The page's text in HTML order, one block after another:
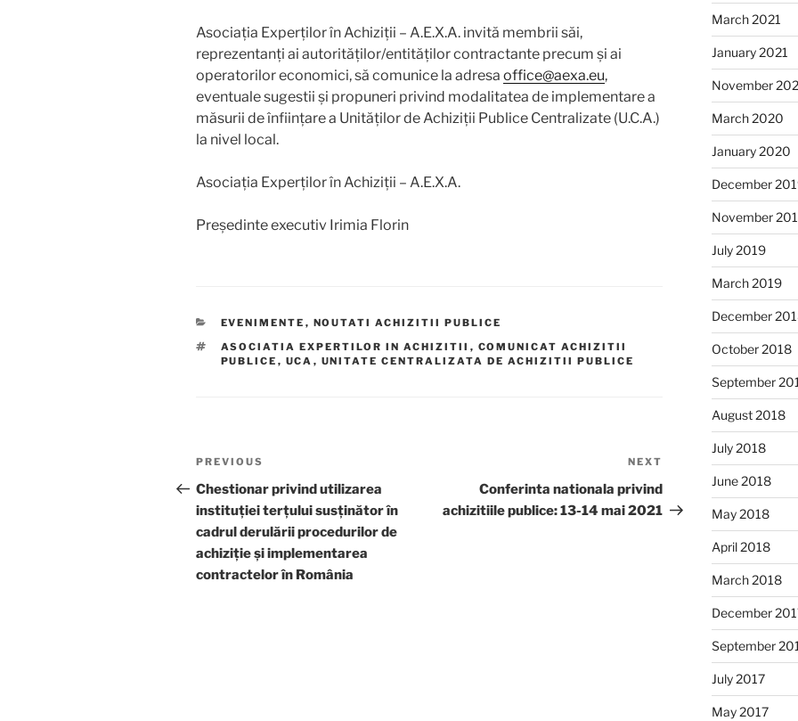
Asociația Experților în Achiziții – A.E.X.A. invită membrii săi,
reprezentanți ai autorităților/entităților contractante precum și ai
operatorilor economici, să comunice la adresa office@aexa.eu,
eventuale sugestii și propuneri privind modalitatea de implementare a
măsurii de înființare a Unităților de Achiziții Publice Centralizate (U.C.A.)
la nivel local.
Asociația Experților în Achiziții – A.E.X.A.
Președinte executiv Irimia Florin
CATEGORIES
EVENIMENTE , NOUTATI ACHIZITII PUBLICE
TAGS
ASOCIATIA EXPERTILOR IN ACHIZITII , COMUNICAT ACHIZITII
PUBLICE , UCA , UNITATE CENTRALIZATA DE ACHIZITII PUBLICE
Post
navigation
Previous
Post
PREVIOUS
Chestionar privind utilizarea
instituției terțului susținător în
cadrul derulării procedurilor de
achiziție și implementarea
contractelor în România
Post
NEXT
Conferinta nationala privind
achizitiile publice: 13-14 mai 2021
March 2021
January 2021
November
March 2020
January 2020
December
November
July 2019
March 2019
December
October 2018
September
August 2018
July 2018
June 2018
May 2018
April 2018
March 2018
December
September
July 2017
May 2017